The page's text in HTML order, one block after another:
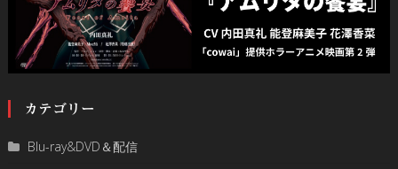
カテゴリー
Blu-ray&DVD＆配信